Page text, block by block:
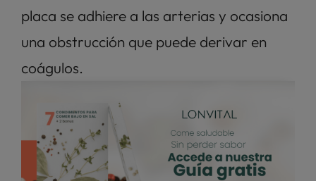
placa se adhiere a las arterias y ocasiona
una obstrucción que puede derivar en
coágulos.